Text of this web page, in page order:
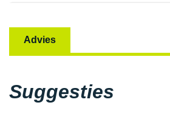
Advies
Suggesties